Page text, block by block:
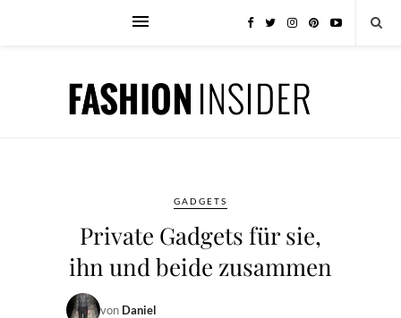
GADGETS
Private Gadgets für sie,
ihn und beide zusammen
von Daniel